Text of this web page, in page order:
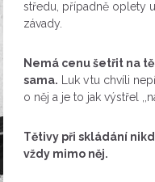
středu, případně oplety
závady.
Nemá cenu šetřit na
sama. Luk v tu chvíli
o něj a je to jak výstřel
Tětivy při skládání
vždy mimo něj.